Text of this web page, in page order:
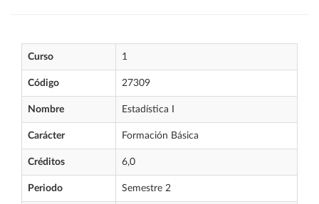
Curso 1
Código 27309
Nombre Estadística I
Carácter Formación Básica
Créditos 6,0
Periodo Semestre 2